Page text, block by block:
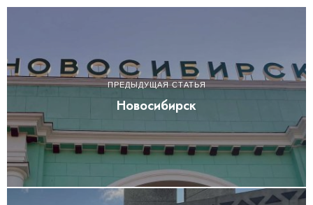
ПРЕДЫДУЩАЯ СТАТЬЯ
Новосибирск